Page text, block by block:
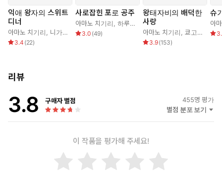
그냥 좋아하게 해줘, 라는 장대한 시간과 노력을 들인 반전입니다
(여기서 반전을 말하면 어쩌자는 거야)!
그런 두 권 동시발매입니다만, 타사에서도 신세를 진 아마노 치기리
선생께 삽화를 부탁드렸습니다! 표정이나 체위, 손의 움직임 등, 세
일었고, 느끼는 셜리의 그림을 봤을 때는 “좋은데! 조금만 더”라며
운 일러스트는 보고 있기만 해도 황홀합니다! 아마노 치기리 선생
님, 멋진 삽화 정말 감사합니다.
마지막입니다만, 읽어주신 여러분, 정말 고맙습니다. 다음에 찾아뵐
때는 상식을 벗어난 변태(어떤 레벨이냐고요[웃음]) 중에서도 어느
쪽인가 하면 코미디 풍이 되지 않을까 생각합니다.
왕도이긴 하지만, 변태 레벨에 맹목적인 사랑과 집착. 어떤 이야
기가 될지 구체적인 건 아직 미정입니다만, 재미있는 책을 만들
익애 왕자의 스위트
디너
아마노 치기리, 니가나 심이슬
3.4 (22)
사로잡힌 포로 공주
아마노 치기리, 하루노 야요이 ,
3.0 (49)
왕태자비의 배덕한
사랑
아마노 치기리, 쿄고쿠 레나 ,
3.9(153)
슈
아
리뷰
3.8 구매자 별점 455명 평가
별점 분포 보기
이 작품을 평가해 주세요!